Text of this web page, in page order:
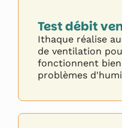
Test débit
Ithaque réalise
de ventilation
fonctionnent
problèmes